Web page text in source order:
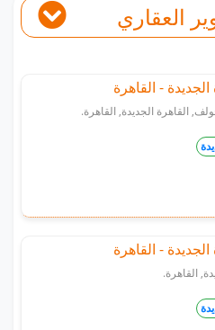
العقاري
- القاهرة
- القاهرة
القاهرة.